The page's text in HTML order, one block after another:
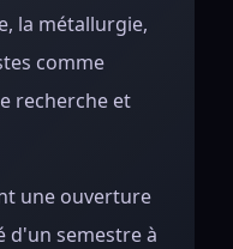
la métallurgie,
comme
recherche et
une ouverture
d'un semestre à